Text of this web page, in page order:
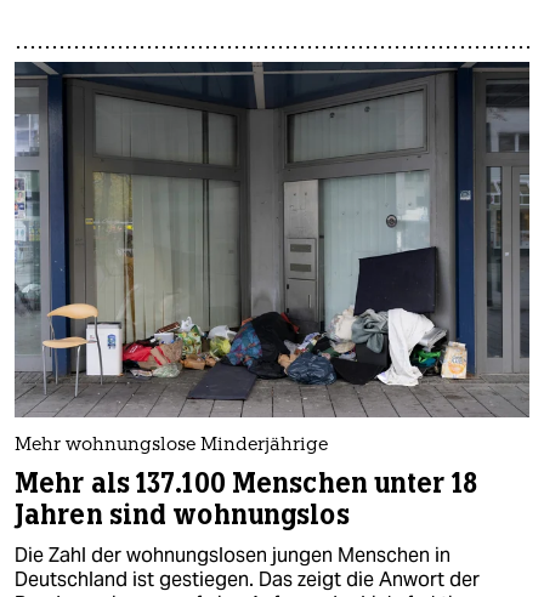
Mehr wohnungslose Minderjährige
Mehr als 137.100 Menschen unter 18
Jahren sind wohnungslos
Die Zahl der wohnungslosen jungen Menschen in
Deutschland ist gestiegen. Das zeigt die Anwort der